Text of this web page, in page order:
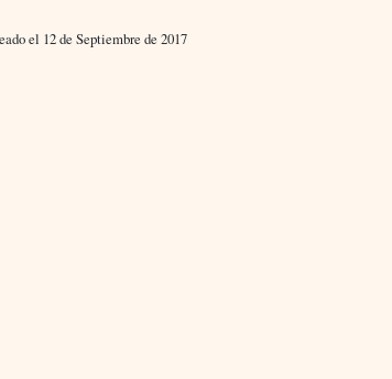
el 12 de Septiembre de 2017